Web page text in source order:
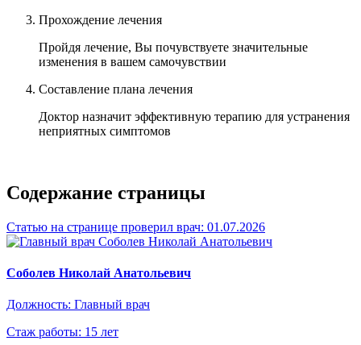
Прохождение лечения
Пройдя лечение, Вы почувствуете значительные
изменения в вашем самочувствии
Составление плана лечения
Доктор назначит эффективную терапию для устранения
неприятных симптомов
Содержание страницы
Статью на странице проверил врач: 01.07.2026
Соболев Николай Анатольевич
Должность: Главный врач
Стаж работы: 15 лет